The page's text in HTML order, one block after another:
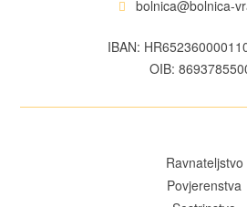
bolnica@bolnica-
IBAN:
OIB:
Ravnateljstvo
Povjerenstva